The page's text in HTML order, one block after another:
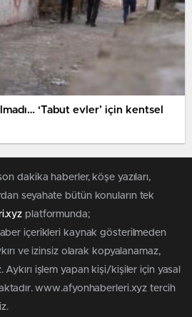
‘Tabut evler’ için kentsel
dakika haberler, köşe yazıları,
seyahate bütün konuların tek
platformunda;
içerikleri kaynak gösterilmeden
ve izinsiz olarak kopyalanamaz,
Aykırı işlem yapan kişi/kişiler için yasal
www.afyonhaberleri.xyz tercih